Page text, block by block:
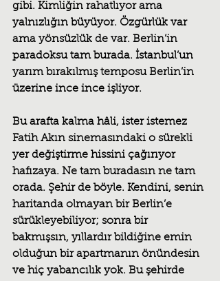
gibi. Kimliğin rahatlıyor ama
yalnızlığın büyüyor. Özgürlük var
ama yönsüzlük de var. Berlin’in
paradoksu tam burada. İstanbul’un
yarım bırakılmış temposu Berlin’in
üzerine ince ince işliyor.
Bu arafta kalma hâli, ister istemez
Fatih Akın sinemasındaki o sürekli
yer değiştirme hissini çağırıyor
hafızaya. Ne tam buradasın ne tam
orada. Şehir de böyle. Kendini, senin
haritanda olmayan bir Berlin’e
sürükleyebiliyor; sonra bir
bakmışsın, yıllardır bildiğine emin
olduğun bir apartmanın önündesin
ve hiç yabancılık yok. Bu şehirde